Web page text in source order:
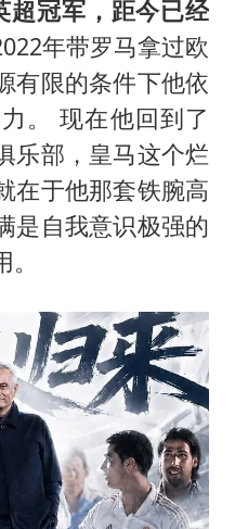
超冠军，距今已经
年带罗马拿过欧
有限的条件下他依
。 现在他回到了
乐部，皇马这个烂
在于他那套铁腕高
是自我意识极强的